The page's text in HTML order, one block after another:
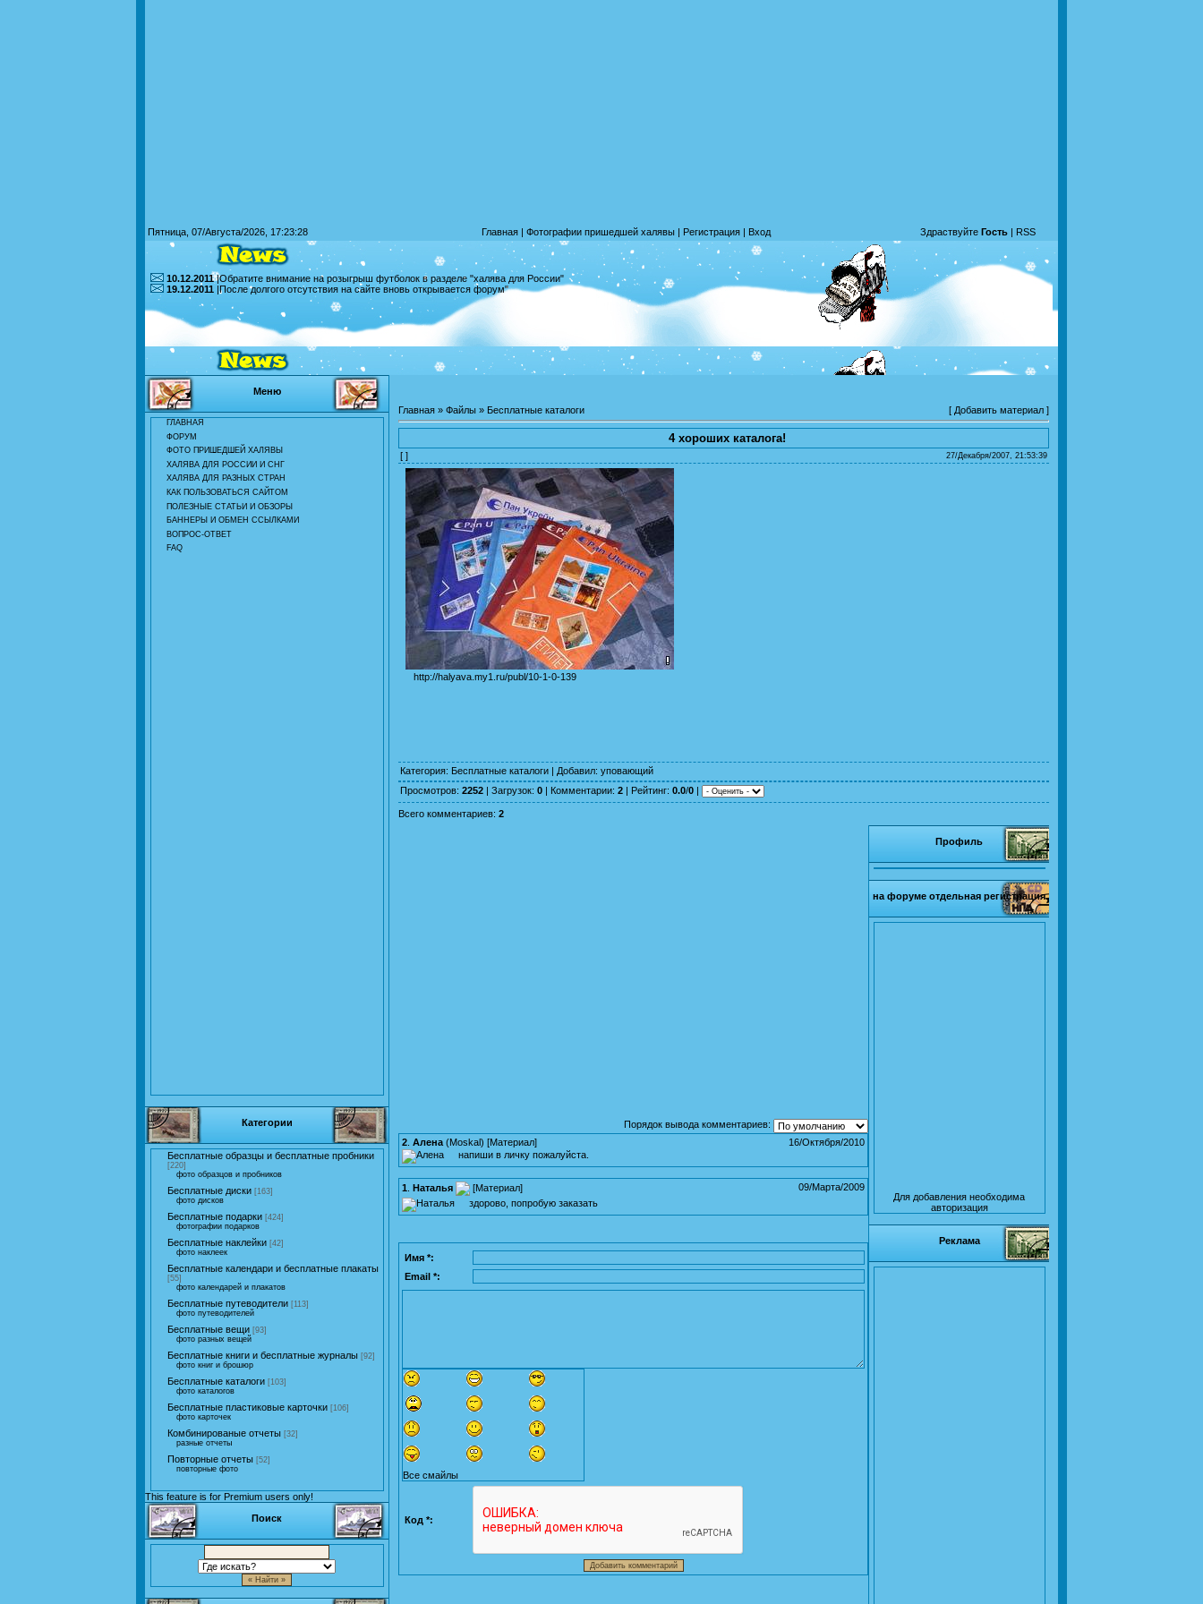
Пятница, 07/Августа/2026, 17:23:28 Главная | Фотографии пришедшей халявы | Регистрация | Вход Здраствуйте Гость | RSS
10.12.2011|Обратите внимание на розыгрыш футболок в разделе "халява для России"
19.12.2011 |После долгого отсутствия на сайте вновь открывается форум"
Меню
ГЛАВНАЯ
ФОРУМ
ФОТО ПРИШЕДШЕЙ ХАЛЯВЫ
ХАЛЯВА ДЛЯ РОССИИ И СНГ
ХАЛЯВА ДЛЯ РАЗНЫХ СТРАН
КАК ПОЛЬЗОВАТЬСЯ САЙТОМ
ПОЛЕЗНЫЕ СТАТЬИ И ОБЗОРЫ
БАННЕРЫ И ОБМЕН ССЫЛКАМИ
ВОПРОС-ОТВЕТ
FAQ
Категории
Бесплатные образцы и бесплатные пробники
[220]
фото образцов и пробников
Бесплатные диски [163]
фото дисков
Бесплатные подарки [424]
фотографии подарков
Бесплатные наклейки [42]
фото наклеек
Бесплатные календари и бесплатные плакаты
[55]
фото календарей и плакатов
Бесплатные путеводители [113]
фото путеводителей
Бесплатные вещи [93]
фото разных вещей
Бесплатные книги и бесплатные журналы [92]
фото книг и брошюр
Бесплатные каталоги [103]
фото каталогов
Бесплатные пластиковые карточки [106]
фото карточек
Комбинированые отчеты [32]
разные отчеты
Повторные отчеты [52]
повторные фото
This feature is for Premium users only!
Поиск
Главная » Файлы » Бесплатные каталоги [ Добавить материал ]
4 хороших каталога!
[ ] 27/Декабря/2007, 21:53:39
http://halyava.my1.ru/publ/10-1-0-139
Категория: Бесплатные каталоги | Добавил: уповающий
Просмотров: 2252 | Загрузок: 0 | Комментарии: 2 | Рейтинг: 0.0/0 |
Всего комментариев: 2
Порядок вывода комментариев:
16/Октября/2010
2 Алена (Moskal) [Материал]
напиши в личку пожалуйста.
09/Марта/2009
1 Наталья [Материал]
здорово, попробую заказать
Имя *:
Email *:
Все смайлы
Код *:
Профиль
на форуме отдельная регистрация
Для добавления необходима
авторизация
Реклама